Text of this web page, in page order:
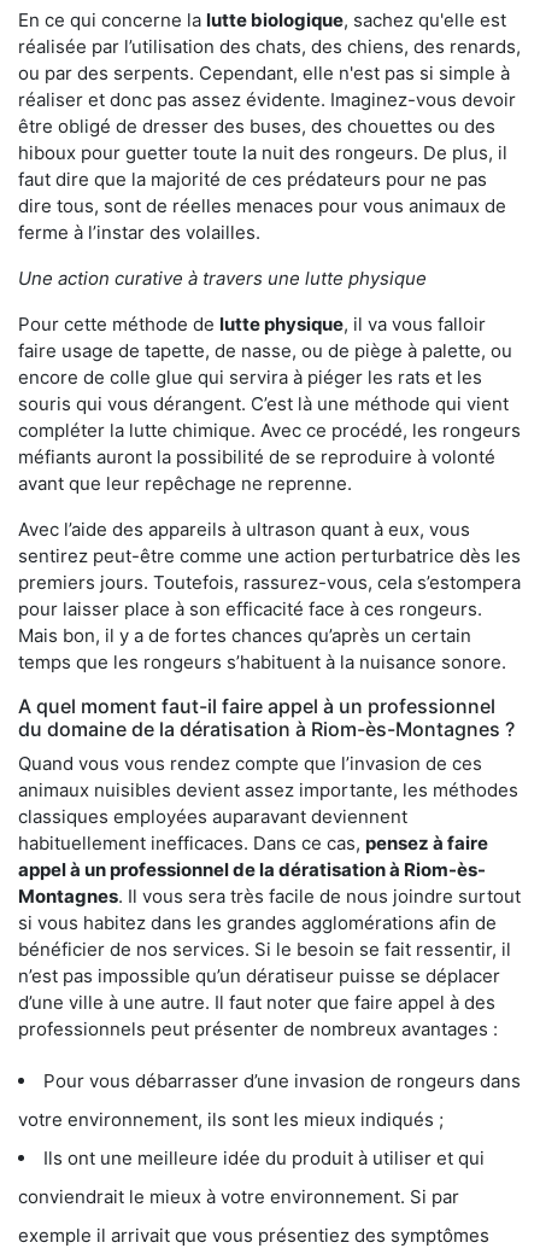
En ce qui concerne la lutte biologique, sachez qu'elle est
réalisée par l’utilisation des chats, des chiens, des renards,
ou par des serpents. Cependant, elle n'est pas si simple à
réaliser et donc pas assez évidente. Imaginez-vous devoir
être obligé de dresser des buses, des chouettes ou des
hiboux pour guetter toute la nuit des rongeurs. De plus, il
faut dire que la majorité de ces prédateurs pour ne pas
dire tous, sont de réelles menaces pour vous animaux de
ferme à l’instar des volailles.
Une action curative à travers une lutte physique
Pour cette méthode de lutte physique, il va vous falloir
faire usage de tapette, de nasse, ou de piège à palette, ou
encore de colle glue qui servira à piéger les rats et les
souris qui vous dérangent. C’est là une méthode qui vient
compléter la lutte chimique. Avec ce procédé, les rongeurs
méfiants auront la possibilité de se reproduire à volonté
avant que leur repêchage ne reprenne.
Avec l’aide des appareils à ultrason quant à eux, vous
sentirez peut-être comme une action perturbatrice dès les
premiers jours. Toutefois, rassurez-vous, cela s’estompera
pour laisser place à son efficacité face à ces rongeurs.
Mais bon, il y a de fortes chances qu’après un certain
temps que les rongeurs s’habituent à la nuisance sonore.
A quel moment faut-il faire appel à un professionnel
du domaine de la dératisation à Riom-ès-Montagnes ?
Quand vous vous rendez compte que l’invasion de ces
animaux nuisibles devient assez importante, les méthodes
classiques employées auparavant deviennent
habituellement inefficaces. Dans ce cas, pensez à faire
appel à un professionnel de la dératisation à Riom-ès-
Montagnes. Il vous sera très facile de nous joindre surtout
si vous habitez dans les grandes agglomérations afin de
bénéficier de nos services. Si le besoin se fait ressentir, il
n’est pas impossible qu’un dératiseur puisse se déplacer
d’une ville à une autre. Il faut noter que faire appel à des
professionnels peut présenter de nombreux avantages :
Pour vous débarrasser d’une invasion de rongeurs dans
votre environnement, ils sont les mieux indiqués ;
Ils ont une meilleure idée du produit à utiliser et qui
conviendrait le mieux à votre environnement. Si par
exemple il arrivait que vous présentiez des symptômes